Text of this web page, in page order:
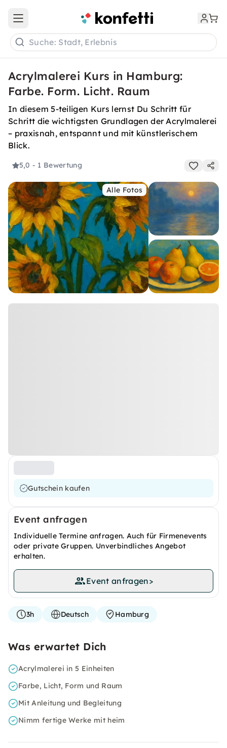
Open main menu
Suche: Stadt, Erlebnis
Acrylmalerei Kurs in Hamburg:
Farbe. Form. Licht. Raum
In diesem 5-teiligen Kurs lernst Du Schritt für
Schritt die wichtigsten Grundlagen der Acrylmalerei
– praxisnah, entspannt und mit künstlerischem
Blick.
5,0 - 1 Bewertung
Alle Fotos
Gutschein kaufen
Event anfragen
Individuelle Termine anfragen. Auch für Firmenevents
oder private Gruppen. Unverbindliches Angebot
erhalten.
Event anfragen>
3h Deutsch Hamburg
Was erwartet Dich
Acrylmalerei in 5 Einheiten
Farbe, Licht, Form und Raum
Mit Anleitung und Begleitung
Nimm fertige Werke mit heim